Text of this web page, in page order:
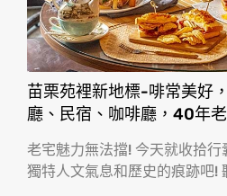
苗栗苑裡新地標-啡常美好
廳、民宿、咖啡廳，40年
老宅魅力無法擋! 今天就收拾
獨特人文氣息和歷史的痕跡吧!